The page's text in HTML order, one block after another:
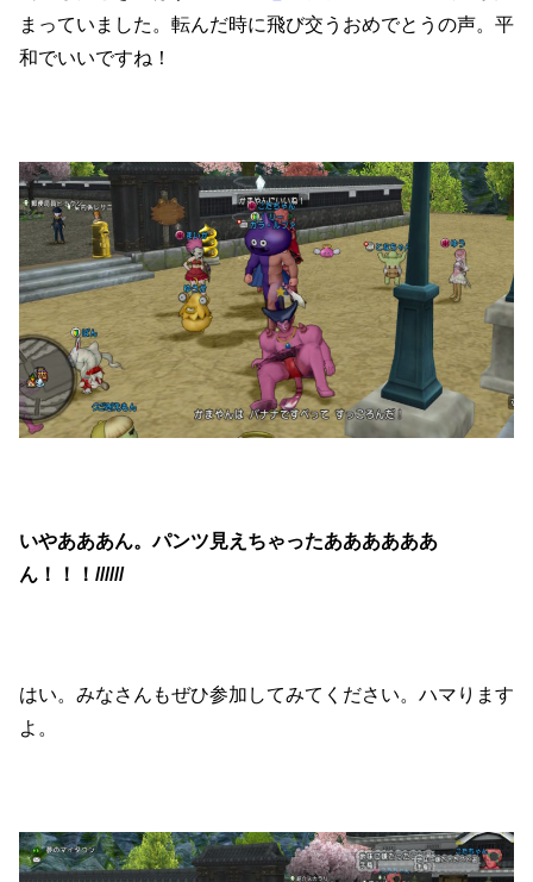
まっていました。転んだ時に飛び交うおめでとうの声。平
和でいいですね！
いやあああん。パンツ見えちゃったああああああ
ん！！！//////
はい。みなさんもぜひ参加してみてください。ハマります
よ。